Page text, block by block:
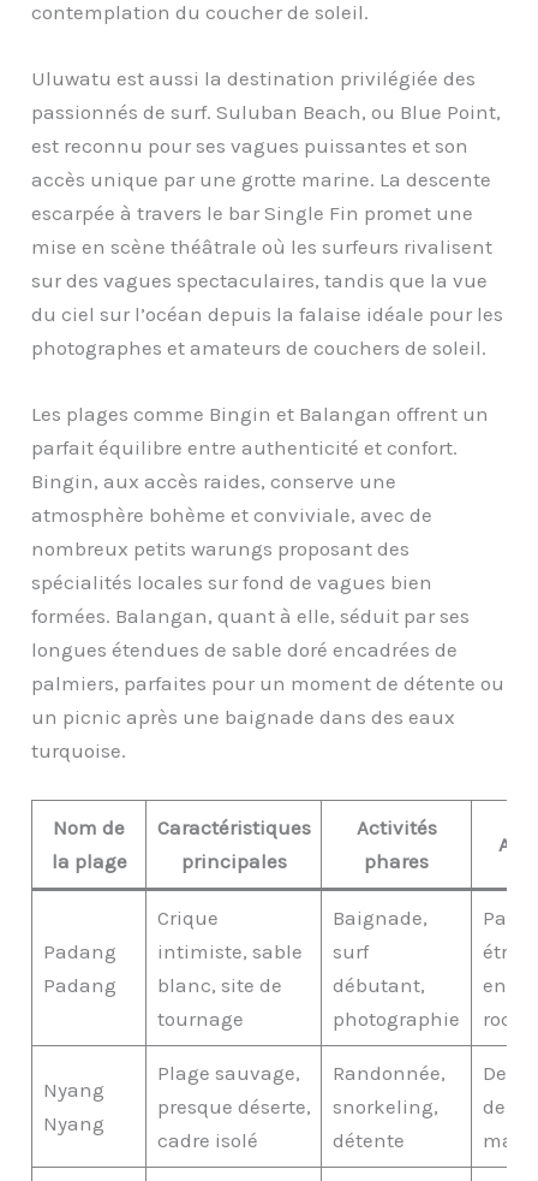
contemplation du coucher de soleil.
Uluwatu est aussi la destination privilégiée des
passionnés de surf. Suluban Beach, ou Blue Point,
est reconnu pour ses vagues puissantes et son
accès unique par une grotte marine. La descente
escarpée à travers le bar Single Fin promet une
mise en scène théâtrale où les surfeurs rivalisent
sur des vagues spectaculaires, tandis que la vue
du ciel sur l’océan depuis la falaise idéale pour les
photographes et amateurs de couchers de soleil.
Les plages comme Bingin et Balangan offrent un
parfait équilibre entre authenticité et confort.
Bingin, aux accès raides, conserve une
atmosphère bohème et conviviale, avec de
nombreux petits warungs proposant des
spécialités locales sur fond de vagues bien
formées. Balangan, quant à elle, séduit par ses
longues étendues de sable doré encadrées de
palmiers, parfaites pour un moment de détente ou
un picnic après une baignade dans des eaux
turquoise.
Nom de
la plage
Caractéristiques
principales
Activités
phares
Padang
Padang
Crique
intimiste, sable
blanc, site de
tournage
Baignade,
surf
débutant,
photographie
étroit
entre
Nyang
Nyang
Plage sauvage,
presque déserte,
cadre isolé
Randonnée,
snorkeling,
détente
de